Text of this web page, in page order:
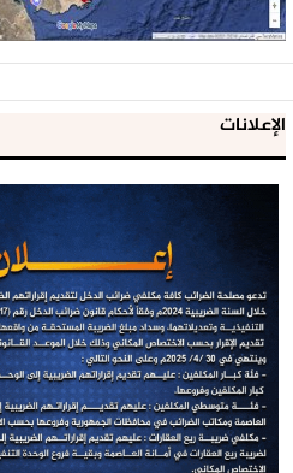
الإعلانات